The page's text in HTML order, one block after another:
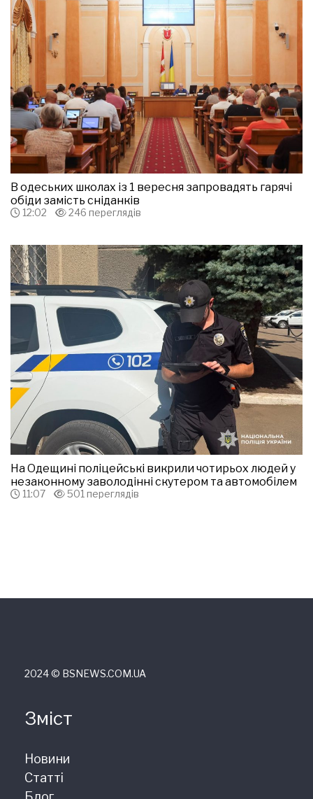
В одеських школах із 1 вересня запровадять гарячі
обіди замість сніданків
12:02 246 переглядів
На Одещині поліцейські викрили чотирьох людей у
незаконному заволодінні скутером та автомобілем
11:07 501 переглядів
2024 © ВSNEWS.COM.UA
Зміст
Новини
Статті